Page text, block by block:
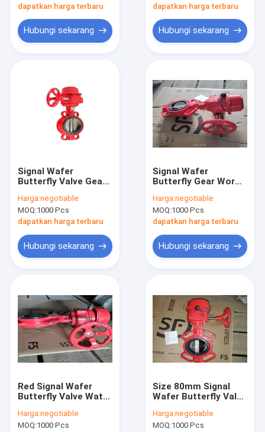
Produk
Tentang kita
Hubungi kami
dapatkan harga terbaru
Hubungi sekarang
dapatkan harga terbaru
Hubungi sekarang
Signal Wafer
Butterfly Valve Gear
Protection
Harga:negotiable
MOQ:1000 Pcs
dapatkan harga terbaru
Hubungi sekarang
Signal Wafer
Butterfly Gear Worm
Protection Valves
Warna Merah
Harga:negotiable
MOQ:1000 Pcs
dapatkan harga terbaru
Hubungi sekarang
Red Signal Wafer
Butterfly Valve Water
Protection
Harga:negotiable
MOQ:1000 Pcs
Size 80mm Signal
Wafer Butterfly Valve
Fire Protection
Harga:negotiable
MOQ:1000 Pcs